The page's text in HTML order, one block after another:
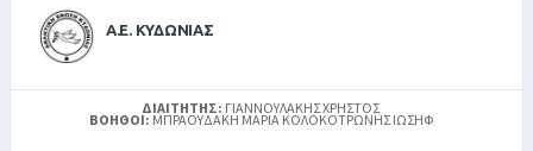
Α.Ε. ΚΥΔΩΝΙΑΣ
ΔΙΑΙΤΗΤΉΣ: ΓΙΑΝΝΟΥΛΆΚΗΣ ΧΡΉΣΤΟΣ
ΒΟΗΘΟΊ: ΜΠΡΑΟΥΔΆΚΗ ΜΑΡΊΑ ΚΟΛΟΚΟΤΡΏΝΗΣ ΙΩΣΉΦ